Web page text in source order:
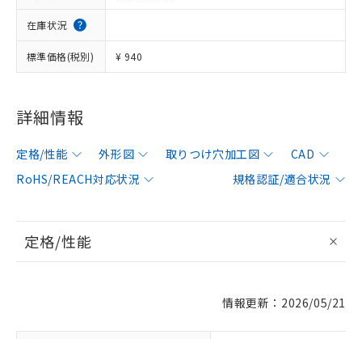
在庫状況
標準価格(税別) ¥ 940
詳細情報
定格/性能 外形図 取りつけ穴加工図
CAD
RoHS/REACH対応状況
規格認証/適合状況
定格/性能
情報更新：2026/05/21